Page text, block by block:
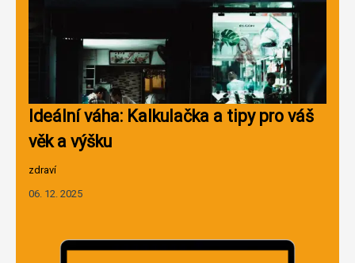
Ideální váha: Kalkulačka a tipy pro váš
věk a výšku
zdraví
06. 12. 2025